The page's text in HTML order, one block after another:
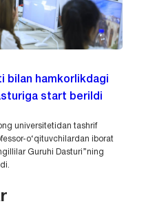
bilan hamkorlikdagi
start berildi
universitetidan tashrif
o‘qituvchilardan iborat
Guruhi Dasturi”ning